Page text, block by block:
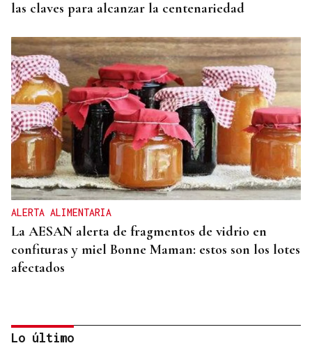
las claves para alcanzar la centenariedad
ALERTA ALIMENTARIA
La AESAN alerta de fragmentos de vidrio en
confituras y miel Bonne Maman: estos son los lotes
afectados
Lo último